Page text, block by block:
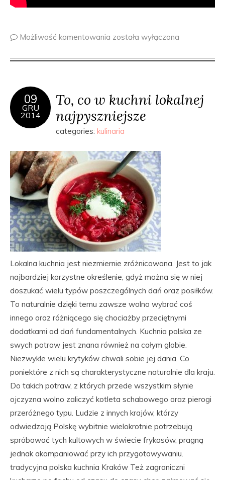
Możliwość komentowania została wyłączona
09
GRU
2014
To, co w kuchni lokalnej
najpyszniejsze
categories: kulinaria
Lokalna kuchnia jest niezmiernie zróżnicowana. Jest to jak
najbardziej korzystne określenie, gdyż można się w niej
doszukać wielu typów poszczególnych dań oraz posiłków.
To naturalnie dzięki temu zawsze wolno wybrać coś
innego oraz różniącego się chociażby przeciętnymi
dodatkami od dań fundamentalnych. Kuchnia polska ze
swych potraw jest znana również na całym globie.
Niezwykle wielu krytyków chwali sobie jej dania. Co
poniektóre z nich są charakterystyczne naturalnie dla kraju.
Do takich potraw, z których przede wszystkim słynie
ojczyzna wolno zaliczyć kotleta schabowego oraz pierogi
przeróżnego typu. Ludzie z innych krajów, którzy
odwiedzają Polskę wybitnie wielokrotnie potrzebują
spróbować tych kultowych w świecie frykasów, pragną
jednak akompaniować przy ich przygotowywaniu.
tradycyjna polska kuchnia Kraków Też zagraniczni